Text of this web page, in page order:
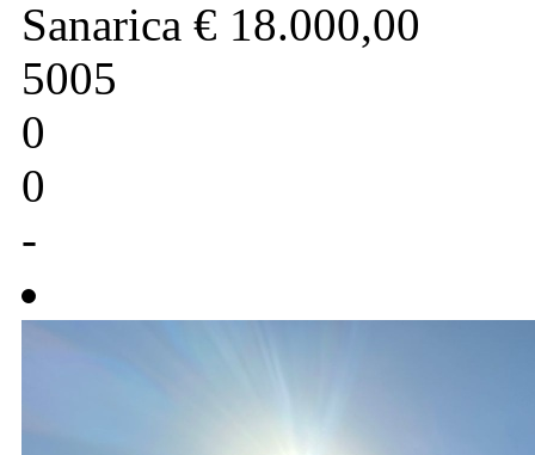
Sanarica € 18.000,00
5005
0
0
-